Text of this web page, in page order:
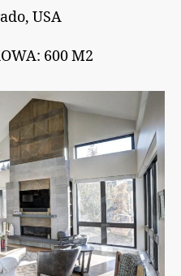
USA
600 M2